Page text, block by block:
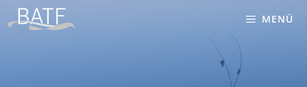
Zum
Inhalt
MENÜ